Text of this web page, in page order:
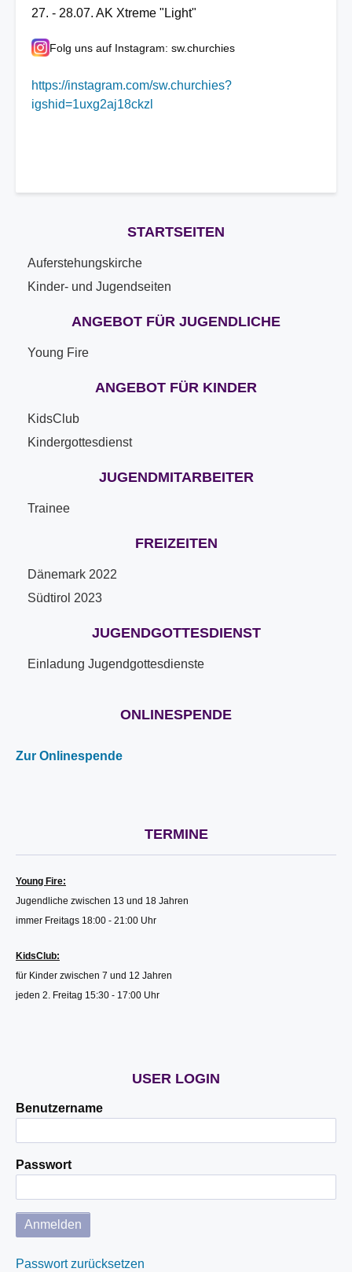
27. - 28.07. AK Xtreme "Light"
Folg uns auf Instagram: sw.churchies
https://instagram.com/sw.churchies?
igshid=1uxg2aj18ckzl
STARTSEITEN
Auferstehungskirche
Kinder- und Jugendseiten
ANGEBOT FÜR JUGENDLICHE
Young Fire
ANGEBOT FÜR KINDER
KidsClub
Kindergottesdienst
JUGENDMITARBEITER
Trainee
FREIZEITEN
Dänemark 2022
Südtirol 2023
JUGENDGOTTESDIENST
Einladung Jugendgottesdienste
ONLINESPENDE
Zur Onlinespende
TERMINE
Young Fire:
Jugendliche zwischen 13 und 18 Jahren
immer Freitags 18:00 - 21:00 Uhr
KidsClub:
für Kinder zwischen 7 und 12 Jahren
jeden 2. Freitag 15:30 - 17:00 Uhr
USER LOGIN
Benutzername
Passwort
Passwort zurücksetzen